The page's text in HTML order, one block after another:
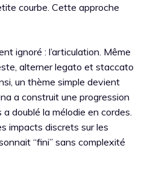
courbe. Cette approche
ignoré : l’articulation. Même
alterner legato et staccato
un thème simple devient
a construit une progression
a doublé la mélodie en cordes.
impacts discrets sur les
“fini” sans complexité